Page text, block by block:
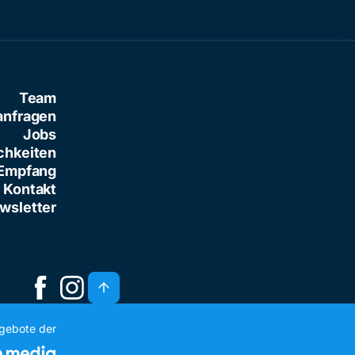
Team
Jobs
Kontakt
der